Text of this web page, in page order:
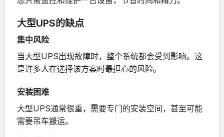
大型UPS的缺点
集中风险
当大型UPS出现故障时，整个系统都会受到影响。这
是许多人在选择该方案时最担心的风险。
安装困难
大型UPS通常很重，需要专门的安装空间，甚至可能
需要吊车搬运。